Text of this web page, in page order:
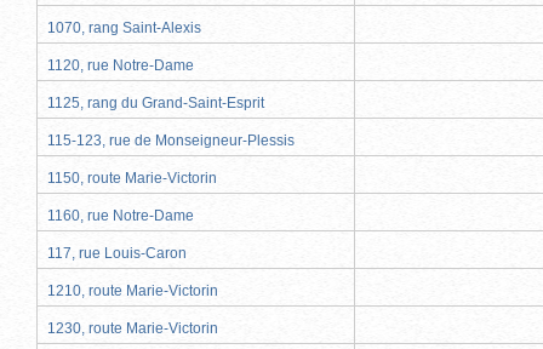
1070, rang Saint-Alexis
1120, rue Notre-Dame
1125, rang du Grand-Saint-Esprit
115-123, rue de Monseigneur-Plessis
1150, route Marie-Victorin
1160, rue Notre-Dame
117, rue Louis-Caron
1210, route Marie-Victorin
1230, route Marie-Victorin